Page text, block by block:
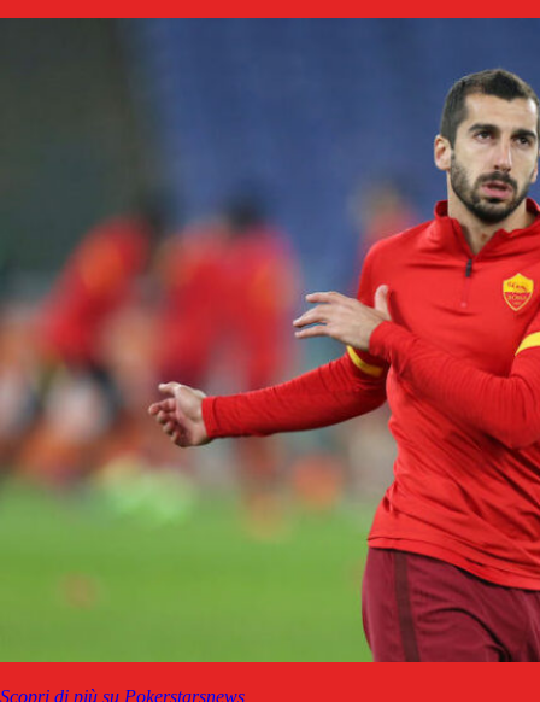
Scopri di più su Pokerstarsnews